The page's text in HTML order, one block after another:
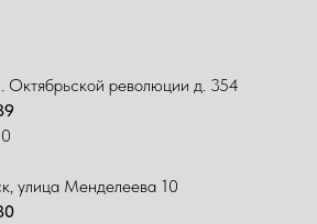
Октябрьской революции д. 354
улица Менделеева 10